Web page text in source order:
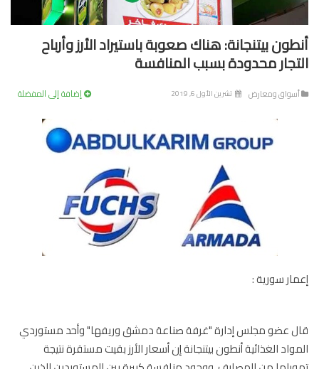
بيتنجانة: هناك صعوبة باستيراد الأرز وأرباح
محدودة بسبب المنافسة
ومعارض تشرين الأول 6, 2019 إضافة إلى المفضلة
سورية :
عضو مجلس إدارة "غرفة صناعة دمشق وريفها" وأحد مستوردي
الغذائية أنطون بيتنجانة إن أسعار الأرز بقيت مستقرة نتيجة